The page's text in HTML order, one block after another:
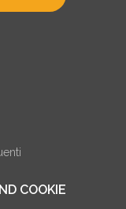
COOKIE